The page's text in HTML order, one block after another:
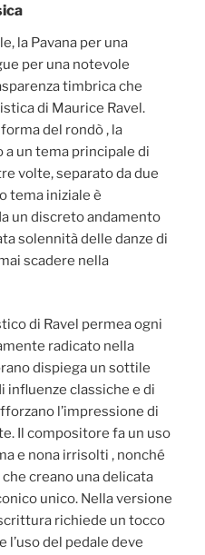
la Pavana per una
per una notevole
timbrica che
di Maurice Ravel.
del rondò , la
un tema principale di
volte, separato da due
tema iniziale è
un discreto andamento
solennità delle danze di
scadere nella
di Ravel permea ogni
radicato nella
dispiega un sottile
influenze classiche e di
l’impressione di
Il compositore fa un uso
e nona irrisolti , nonché
creano una delicata
unico. Nella versione
richiede un tocco
del pedale deve